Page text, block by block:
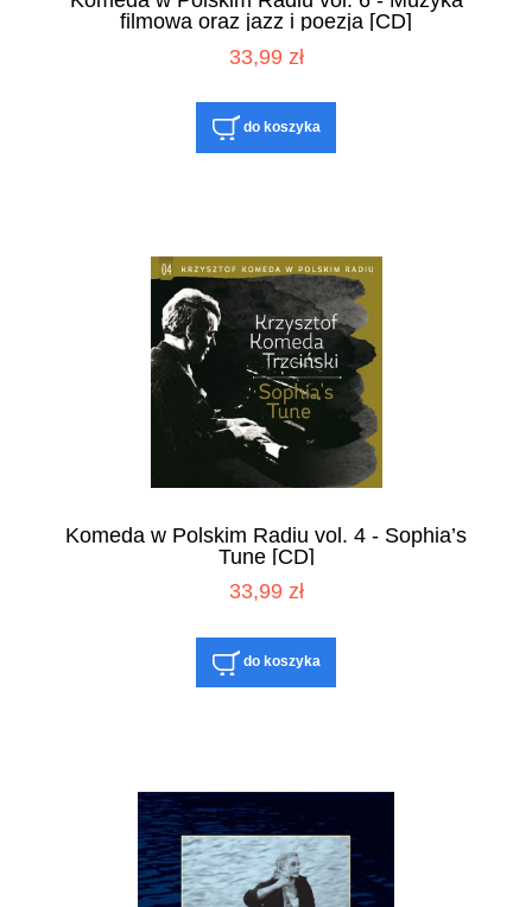
filmowa oraz jazz i poezja [CD]
33,99 zł
do koszyka
Komeda w Polskim Radiu vol. 4 - Sophia’s
Tune [CD]
33,99 zł
do koszyka